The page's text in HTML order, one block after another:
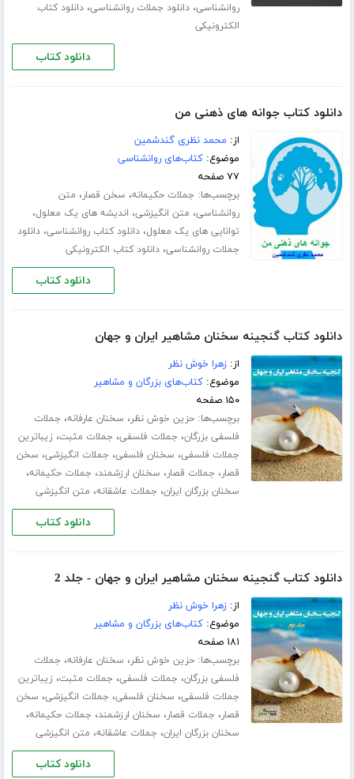
روانشناسی،دانلود جملات روانشناسی،دانلود کتاب
الکترونیکی
دانلود کتاب
دانلود کتاب جوانه های ذهنی من
از: محمد نظری گندشمین
موضوع:کتاب‌های روانشناسی
۷۷ صفحه
برچسب‌ها: جملات حکیمانه، سخن قصار، متن
روانشناسی، متن انگیزشی، اندیشه های یک معلول،
توانایی های یک معلول،دانلود کتاب روانشناسی،دانلود
جملات روانشناسی،دانلود کتاب الکترونیکی
دانلود کتاب
دانلود کتاب گنجینه سخنان مشاهیر ایران و جهان
از:زهرا خوش نظر
موضوع:کتاب‌های بزرگان و مشاهیر
۱۵۰ صفحه
برچسب‌ها:حزین خوش نظر، سخنان عارفانه، جملات
فلسفی بزرگان، جملات فلسفی، جملات مثبت، زیباترین
جملات فلسفی، سخنان فلسفی، جملات انگیزشی، سخن
قصار، جملات قصار، سخنان ارزشمند، جملات حکیمانه،
سخنان بزرگان ایران، جملات عاشقانه، متن انگیزشی
دانلود کتاب
دانلود کتاب گنجینه سخنان مشاهیر ایران و جهان - جلد 2
از:زهرا خوش نظر
موضوع:کتاب‌های بزرگان و مشاهیر
۱۸۱ صفحه
برچسب‌ها:حزین خوش نظر، سخنان عارفانه، جملات
فلسفی بزرگان، جملات فلسفی، جملات مثبت، زیباترین
جملات فلسفی، سخنان فلسفی، جملات انگیزشی، سخن
قصار، جملات قصار، سخنان ارزشمند، جملات حکیمانه،
سخنان بزرگان ایران، جملات عاشقانه، متن انگیزشی
دانلود کتاب